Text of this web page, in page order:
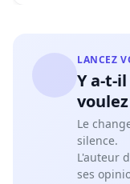
LANCEZ
Y a-t-
Le
silence.
L'auteur
ses